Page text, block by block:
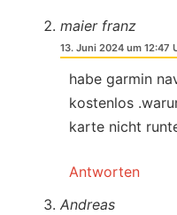
maier franz
13. Juni 2024 um 12:47
habe garmin
kostenlos
karte nicht
Antworten
Andreas